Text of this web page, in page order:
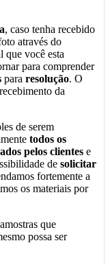
, caso tenha recebido
através do
que você esta
para comprender
para resolução. O
da
de serem
todos os
pelos clientes e
de solicitar
fortemente a
os materiais por
que
possa ser